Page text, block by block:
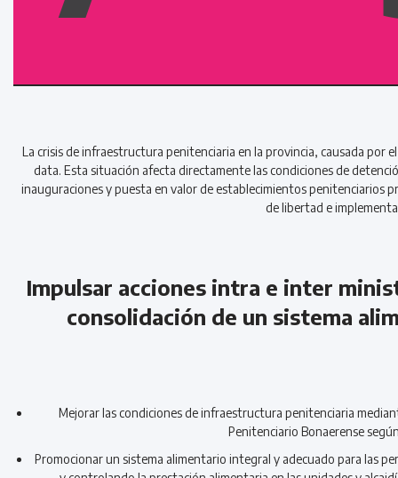
La crisis de infraestructura penitenciaria en la provincia, causada por
data. Esta situación afecta directamente las condiciones de
inauguraciones y puesta en valor de establecimientos penitenciarios
de libertad e
Impulsar acciones intra e inter
consolidación de un sistema
Mejorar las condiciones de infraestructura penitenciaria
Penitenciario Bonaerense
Promocionar un sistema alimentario integral y adecuado para las